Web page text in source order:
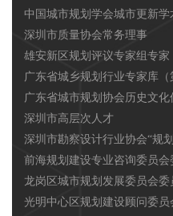
中国城市规划学会城市更新
深圳市质量协会常务理事
雄安新区规划评议专家组专家
广东省城乡规划行业专家库（
广东省城市规划协会历史文
深圳市高层次人才
深圳市勘察设计行业协会“规
前海规划建设专业咨询委员会
龙岗区城市规划发展委员会委
光明中心区规划建设顾问委员